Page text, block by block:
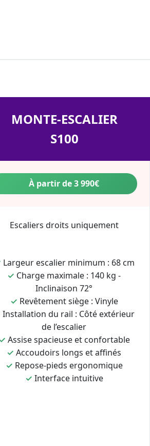
MONTE-ESCALIER
S100
À partir de 3 990€
Escaliers droits uniquement
Largeur escalier minimum : 68 cm
✓ Charge maximale : 140 kg -
Inclinaison 72°
✓ Revêtement siège : Vinyle
Installation du rail : Côté extérieur
de l’escalier
✓ Assise spacieuse et confortable
✓ Accoudoirs longs et affinés
✓ Repose-pieds ergonomique
✓ Interface intuitive